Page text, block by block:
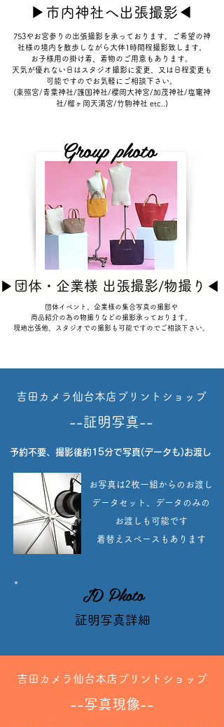
​▶市内神社へ出張撮影◀
​753やお宮参りの出張撮影を承っております。ご希望の神
社様の境内を散歩しながら大体1時間程撮影致します。
お子様用の掛け着、着物のご用意もあります。
天気が優れない日はスタジオ撮影に変更、又は日程変更も
可能ですのでお気軽にご相談下さい。
(東照宮/青葉神社/護国神社/櫻岡大神宮/加茂神社/塩竃神
社/榴ヶ岡天満宮/竹駒神社 etc..)
Group photo
​▶団体・企業様 出張撮影/物撮り◀
団体イベント、企業様の集合写真の撮影や
商品紹介の為の物撮りなどの撮影承っております。
現地出張他、スタジオでの撮影も可能ですのでご相談下さい。
吉田カメラ仙台本店プリントショップ
--証明写真--
予約不要、撮影後約15分で写真(データも)お渡し
お写真は2枚一組からのお渡し
データセット、データのみの
お渡しも可能です
着替えスペースもあります
ID Photo
証明写真詳細
吉田カメラ仙台本店プリントショップ
--写真現像--